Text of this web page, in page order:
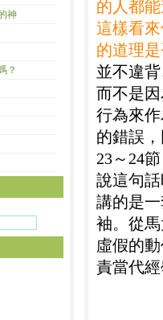
的人都
這樣看
的道理
並不違
而不是
行為來
的錯誤
23～ 24
說這句
講的是
袖。從
虛假的
責當代
神
？